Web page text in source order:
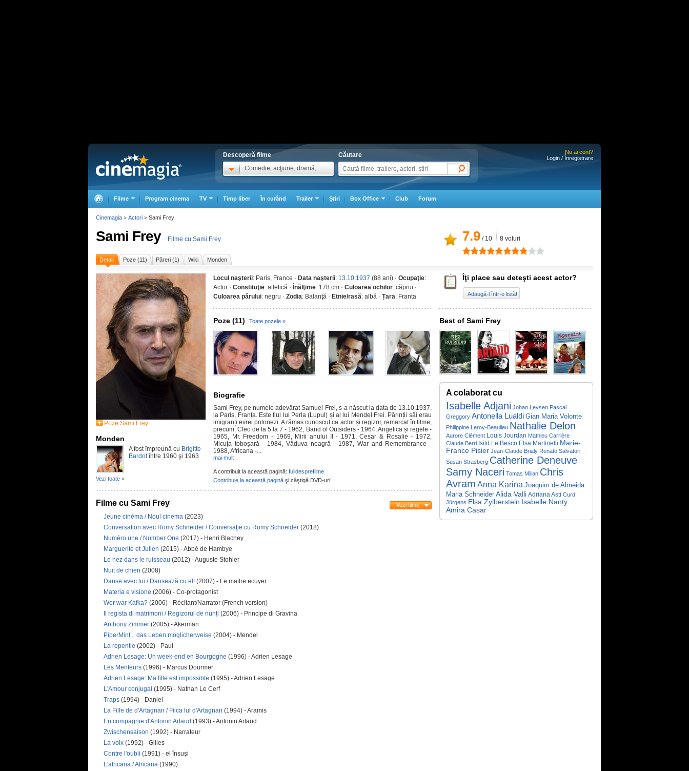
Descoperă filme
Comedie, acţiune, dramă, ...
Căutare
Nu ai cont?
Login / Înregistrare
Filme Program cinema TV Timp liber În curând Trailer Ştiri Box Office Club Forum
Sami Frey Filme cu Sami Frey 7.9 / 10 8 voturi
Detalii Poze (11) Păreri (1) Wiki Monden
Poze Sami Frey
Monden
A fost împreună cu Brigitte
Bardotîntre 1960 şi 1963
Vezi toate »
Locul naşterii: Paris, France · Data naşterii: 13.10.1937 (88 ani) · Ocupaţie:
Actor · Constituţie: atletică · Înălţime: 178 cm · Culoarea ochilor: căprui ·
Culoarea părului: negru · Zodia: Balanţă · Etnie/rasă: albă · Țara: Franta
Poze (11) Toate pozele »
Biografie
Sami Frey, pe numele adevărat Samuel Frei, s-a născut la data de 13.10.1937,
la Paris, Franța. Este fiul lui Perla (Lupul) și al lui Mendel Frei. Părinții săi erau
imigranți evrei polonezi. A rămas cunoscut ca actor și regizor, remarcat în filme,
precum: Cleo de la 5 la 7 - 1962, Band of Outsiders - 1964, Angelica și regele -
1965, Mr. Freedom - 1969, Mirii anului II - 1971, Cesar & Rosalie - 1972,
Micuța toboșară - 1984, Văduva neagră - 1987, War and Remembrance -
1988, Africana -...
mai mult
A contribuit la această pagină: Iulidesprefilme
Contribuie la această pagină şi câştigă DVD-uri!
Filme cu Sami Frey Vezi filme
Jeune cinéma / Noul cinema (2023)
Conversation avec Romy Schneider / Conversaţie cu Romy Schneider (2018)
Numéro une / Number One (2017) - Henri Blachey
Marguerite et Julien (2015) - Abbé de Hambye
Le nez dans le ruisseau (2012) - Auguste Stohler
Nuit de chien (2008)
Danse avec lui / Dansează cu el! (2007) - Le maitre ecuyer
Materia e visione (2006) - Co-protagonist
Wer war Kafka? (2006) - Récitant/Narrator (French version)
Il regista di matrimoni / Regizorul de nunți (2006) - Principe di Gravina
Anthony Zimmer (2005) - Akerman
PiperMint... das Leben möglicherweise (2004) - Mendel
La repentie (2002) - Paul
Adrien Lesage: Un week-end en Bourgogne (1996) - Adrien Lesage
Les Menteurs (1996) - Marcus Dourmer
Adrien Lesage: Ma fille est impossible (1995) - Adrien Lesage
L'Amour conjugal (1995) - Nathan Le Cerf
Traps (1994) - Daniel
La Fille de d'Artagnan / Fiica lui d'Artagnan (1994) - Aramis
En compagnie d'Antonin Artaud (1993) - Antonin Artaud
Zwischensaison (1992) - Narrateur
La voix (1992) - Gilles
Contre l'oubli (1991) - el însuşi
L'africana / Africana (1990)
Îţi place sau deteşti acest actor?
Adaugă-l într-o listă!
Best of Sami Frey
A colaborat cu
Isabelle Adjani Johan Leysen Pascal
Greggory Antonella Lualdi Gian Maria Volonte
Philippine Leroy-Beaulieu Nathalie Delon
Aurore Clément Louis Jourdan Mathieu Carrière
Claude Berri Isild Le Besco Elsa Martinelli Marie-
France Pisier Jean-Claude Brialy Renato Salvatori
Susan Strasberg Catherine Deneuve
Samy Naceri Tomas Milian Chris
Avram Anna Karina Joaquim de Almeida
Maria Schneider Alida Valli Adriana Asti Curd
Jürgens Elsa Zylberstein Isabelle Nanty
Amira Casar
Cinemagia > Actori > Sami Frey